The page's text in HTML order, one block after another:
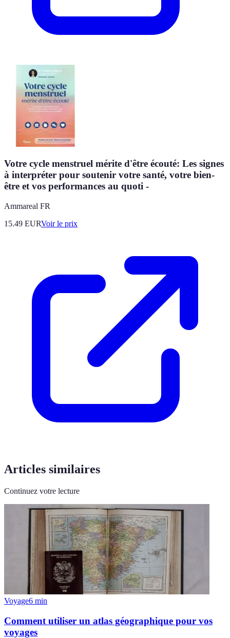
Votre cycle menstruel mérite d'être écouté: Les signes
à interpréter pour soutenir votre santé, votre bien-
être et vos performances au quoti -
Ammareal FR
15.49 EURVoir le prix
Articles similaires
Continuez votre lecture
Voyage6 min
Comment utiliser un atlas géographique pour vos
voyages